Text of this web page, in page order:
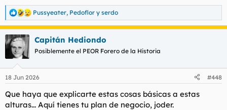
R
e
a
c
c
e
:
Pussyeater, Pedoflor y serdo
Capitán Hediondo
Posiblemente el PEOR Forero de la Historia
18 Jun 2026 #448
Que haya que explicarte estas cosas básicas a estas
alturas... Aquí tienes tu plan de negocio, joder.